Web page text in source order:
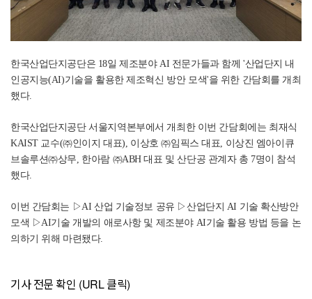
한국산업단지공단은 18일 제조분야 AI 전문가들과 함께 '산업단지 내
인공지능(AI)기술을 활용한 제조혁신 방안 모색'을 위한 간담회를 개최
했다.
한국산업단지공단 서울지역본부에서 개최한 이번 간담회에는 최재식
KAIST 교수(㈜인이지 대표), 이상호 ㈜임픽스 대표, 이상진 엠아이큐
브솔루션㈜상무, 한아람 ㈜ABH 대표 및 산단공 관계자 총 7명이 참석
했다.
이번 간담회는 ▷AI 산업 기술정보 공유 ▷산업단지 AI 기술 확산방안
모색 ▷AI기술 개발의 애로사항 및 제조분야 AI기술 활용 방법 등을 논
의하기 위해 마련됐다.
기사 전문 확인 (URL 클릭)